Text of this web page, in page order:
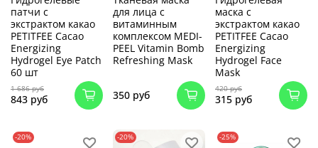
патчи с
экстрактом какао
PETITFEE Cacao
Energizing
Hydrogel Eye Patch
60 шт
1 686 руб
843 руб
для лица с
витаминным
комплексом MEDI-
PEEL Vitamin Bomb
Refreshing Mask
350 руб
маска с
экстрактом какао
PETITFEE Cacao
Energizing
Hydrogel Face
Mask
420 руб
315 руб
-20% -20% -25%